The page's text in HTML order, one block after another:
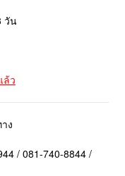
วัน
ล้ว
ง
/ 081-740-8844 /